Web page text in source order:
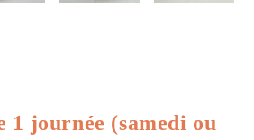
1 journée (samedi ou